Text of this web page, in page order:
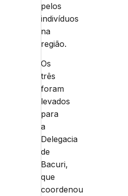
pelos
indivíduos
na
região.
Os
três
foram
levados
para
a
Delegacia
de
Bacuri,
que
coordenou